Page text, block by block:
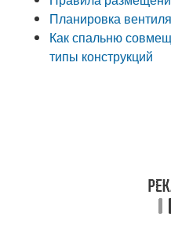
Планировка
Как спальню
типы конструкций